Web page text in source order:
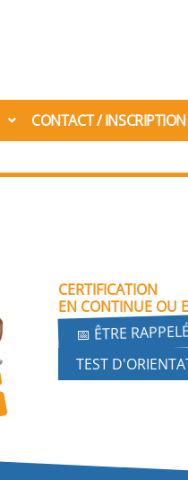
CONTACT / INSCRIPTION
CERTIFICATION
EN CONTINUE OU
📅 ÊTRE RAPPELÉ
TEST